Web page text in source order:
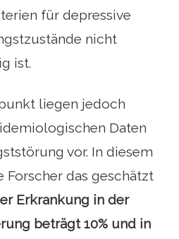
für depressive
nicht
ist.
liegen jedoch
Daten
vor. In diesem
Forscher das geschätzt
Erkrankung in der
beträgt 10% und in